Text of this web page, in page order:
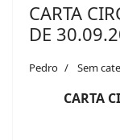
CARTA
DE
Pedro Sem
CARTA